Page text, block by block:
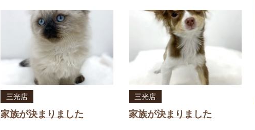
三光店
家族が決まりました
三光店
家族が決まりました